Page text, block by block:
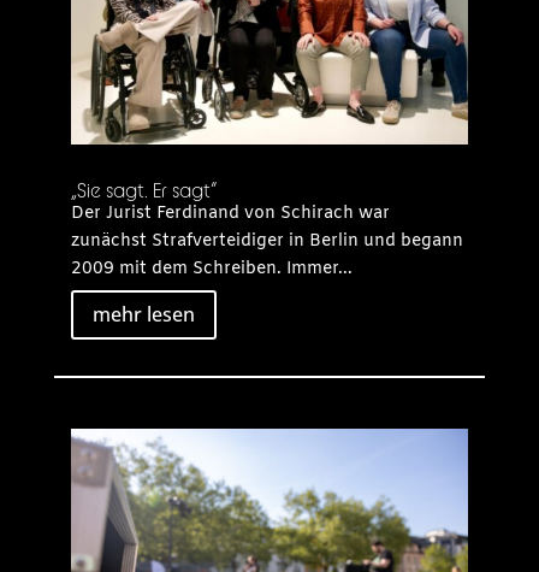
„Sie sagt. Er sagt“
Der Jurist Ferdinand von Schirach war
zunächst Strafverteidiger in Berlin und begann
2009 mit dem Schreiben. Immer...
mehr lesen